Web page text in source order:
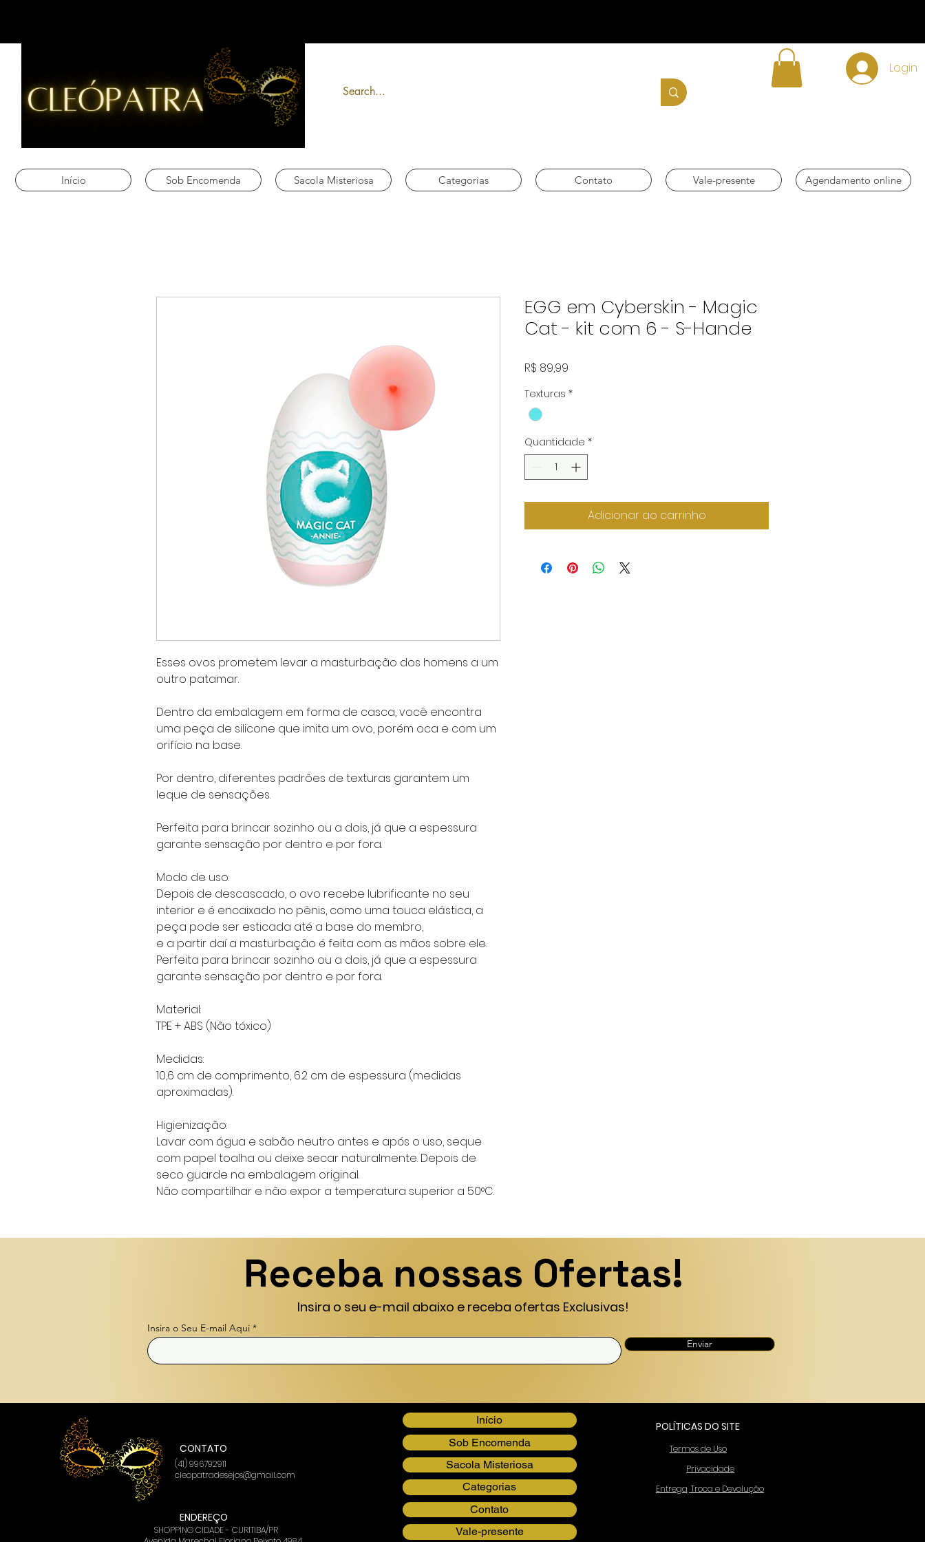
Login
Início Sob Encomenda Sacola Misteriosa Categorias Contato Vale-presente Agendamento online
Esses ovos prometem levar a masturbação dos homens a um
outro patamar.
Dentro da embalagem em forma de casca, você encontra
uma peça de silicone que imita um ovo, porém oca e com um
orifício na base.
Por dentro, diferentes padrões de texturas garantem um
leque de sensações.
Perfeita para brincar sozinho ou a dois, já que a espessura
garante sensação por dentro e por fora.
Modo de uso:
Depois de descascado, o ovo recebe lubrificante no seu
interior e é encaixado no pênis, como uma touca elástica, a
peça pode ser esticada até a base do membro,
e a partir daí a masturbação é feita com as mãos sobre ele.
Perfeita para brincar sozinho ou a dois, já que a espessura
garante sensação por dentro e por fora.
Material:
TPE + ABS (Não tóxico)
Medidas:
10,6 cm de comprimento, 6.2 cm de espessura (medidas
aproximadas).
Higienização:
Lavar com água e sabão neutro antes e após o uso, seque
com papel toalha ou deixe secar naturalmente. Depois de
seco guarde na embalagem original.
Não compartilhar e não expor a temperatura superior a 50°C.
EGG em Cyberskin - Magic
Cat - kit com 6 - S-Hande
R$ 89,99
Texturas *
Quantidade *
Adicionar ao carrinho
Receba nossas Ofertas!
Insira o seu e-mail abaixo e receba ofertas Exclusivas!
Insira o Seu E-mail Aqui
Enviar
CONTATO
(41) 996792911
cleopatradesejos@gmail.com
ENDEREÇO
SHOPPING CIDADE - CURITIBA/PR
Início
Sob Encomenda
Sacola Misteriosa
Categorias
Contato
Vale-presente
POLÍTICAS DO SITE
Termos de Uso
Privacidade
Entrega, Troca e Devolução